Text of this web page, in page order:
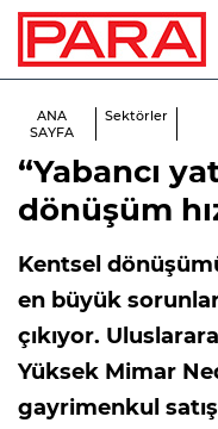
ANA
SAYFA
Sektörler
“Yabancı
dönüşüm
Kentsel
en büyük
çıkıyor.
Yüksek Mimar
gayrimenkul